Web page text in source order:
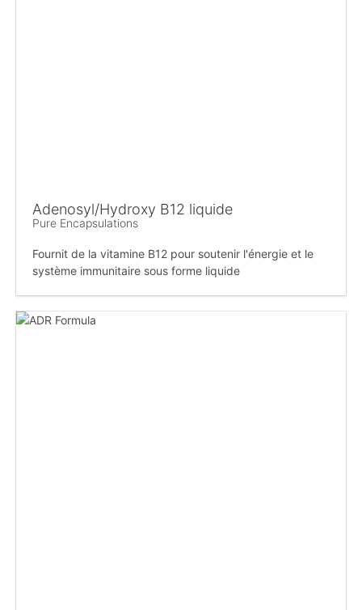
Adenosyl/Hydroxy B12 liquide
Pure Encapsulations
Fournit de la vitamine B12 pour soutenir l'énergie et le
système immunitaire sous forme liquide